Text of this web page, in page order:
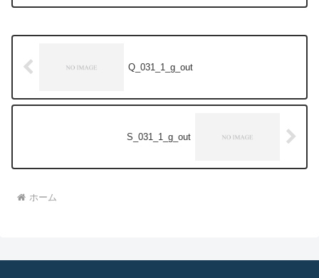
Q_031_1_g_out
S_031_1_g_out
ホーム